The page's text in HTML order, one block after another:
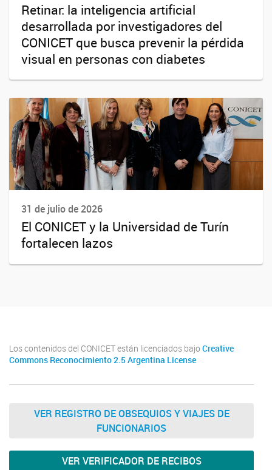
Retinar: la inteligencia artificial
desarrollada por investigadores del
CONICET que busca prevenir la pérdida
visual en personas con diabetes
31 de julio de 2026
El CONICET y la Universidad de Turín
fortalecen lazos
Los contenidos del CONICET están licenciados bajo Creative
Commons Reconocimiento 2.5 Argentina License
VER REGISTRO DE OBSEQUIOS Y VIAJES DE
FUNCIONARIOS
VER VERIFICADOR DE RECIBOS